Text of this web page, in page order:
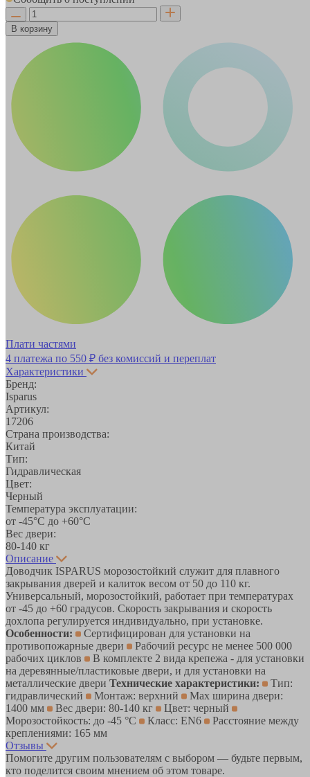
В корзину
Плати частями
4 платежа по 550 ₽ без комиссий и переплат
Характеристики
Бренд:
Isparus
Артикул:
17206
Страна производства:
Китай
Тип:
Гидравлическая
Цвет:
Черный
Температура эксплуатации:
от -45°С до +60°С
Вес двери:
80-140 кг
Описание
Доводчик ISPARUS морозостойкий служит для плавного
закрывания дверей и калиток весом от 50 до 110 кг.
Универсальный, морозостойкий, работает при температурах
от -45 до +60 градусов. Скорость закрывания и скорость
дохлопа регулируется индивидуально, при установке.
Особенности:
Сертифицирован для установки на
противопожарные двери
Рабочий ресурс не менее 500 000
рабочих циклов
В комплекте 2 вида крепежа - для установки
на деревянные/пластиковые двери, и для установки на
металлические двери Технические характеристики:
Тип:
гидравлический
Монтаж: верхний
Max ширина двери:
1400 мм
Вес двери: 80-140 кг
Цвет: черный
Морозостойкость: до -45 °С
Класс: EN6
Расстояние между
креплениями: 165 мм
Отзывы
Помогите другим пользователям с выбором — будьте первым,
кто поделится своим мнением об этом товаре.